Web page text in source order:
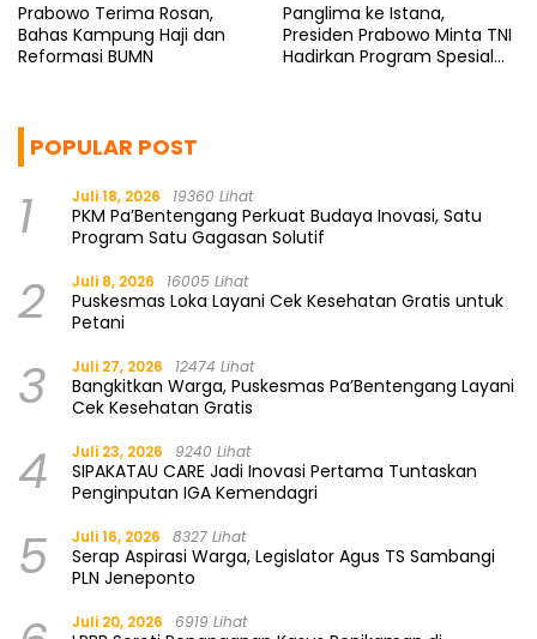
Prabowo Terima Rosan,
Bahas Kampung Haji dan
Reformasi BUMN
Panglima ke Istana,
Presiden Prabowo Minta TNI
Hadirkan Program Spesial
POPULAR POST
1 Juli 18, 2026 19360 Lihat
PKM Pa’Bentengang Perkuat Budaya Inovasi, Satu
Program Satu Gagasan Solutif
2 Juli 8, 2026 16005 Lihat
Puskesmas Loka Layani Cek Kesehatan Gratis untuk
Petani
3 Juli 27, 2026 12474 Lihat
Bangkitkan Warga, Puskesmas Pa’Bentengang Layani
Cek Kesehatan Gratis
4 Juli 23, 2026 9240 Lihat
SIPAKATAU CARE Jadi Inovasi Pertama Tuntaskan
Penginputan IGA Kemendagri
5 Juli 16, 2026 8327 Lihat
Serap Aspirasi Warga, Legislator Agus TS Sambangi
PLN Jeneponto
Juli 20, 2026 6919 Lihat